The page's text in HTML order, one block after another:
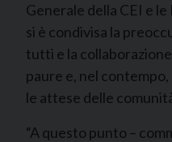
Generale della CEI e
si è condivisa la
tutti e la
paure e, nel
le attese delle
“A questo punto –